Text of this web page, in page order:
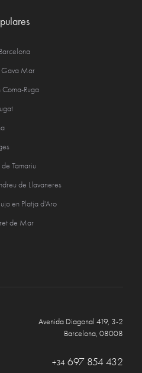
Gava Mar
Ruga
Tamariu
de Llavaneres
en Platja d'Aro
de Mar
Avenida Diagonal 419, 3-2
Barcelona, 08008
+34 697 854 432